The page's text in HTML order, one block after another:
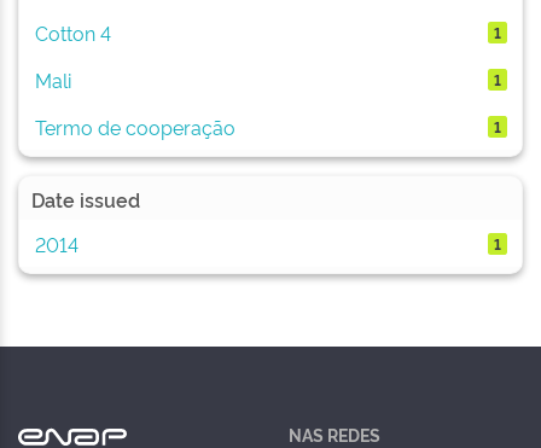
Cotton 4 1
Mali 1
Termo de cooperação 1
Date issued
2014
1
NAS REDES